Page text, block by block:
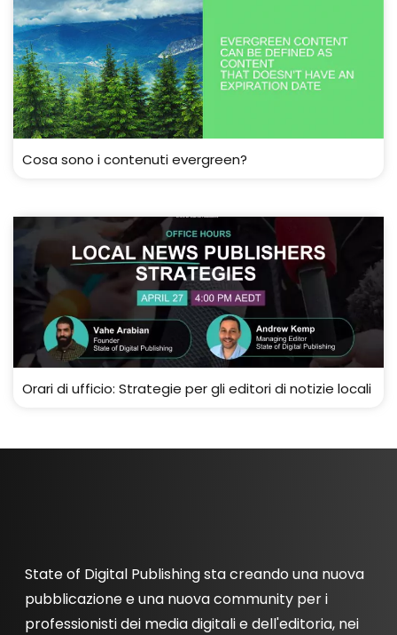
Cosa sono i contenuti evergreen?
Orari di ufficio: Strategie per gli editori di notizie locali
State of Digital Publishing sta creando una nuova
pubblicazione e una nuova community per i
professionisti dei media digitali e dell'editoria, nei